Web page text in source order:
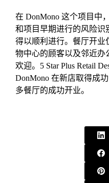
在 DonMono 这个项目中
和项目早期进行的风险识
得以顺利进行。餐厅开业
物中心的顾客以及邻近办
欢迎。5 Star Plus Retail
DonMono 在新店取得成
多餐厅的成功开业。